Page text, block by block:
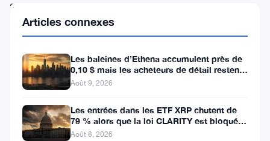
320
C’est
assez
spectaculaire
Articles connexes
Les baleines d’Ethena accumulent près de
0,10 $ mais les acheteurs de détail restent
à l’écart
Août 9, 2026
Les entrées dans les ETF XRP chutent de
79 % alors que la loi CLARITY est bloquée
avant la pause du Sénat
Août 8, 2026